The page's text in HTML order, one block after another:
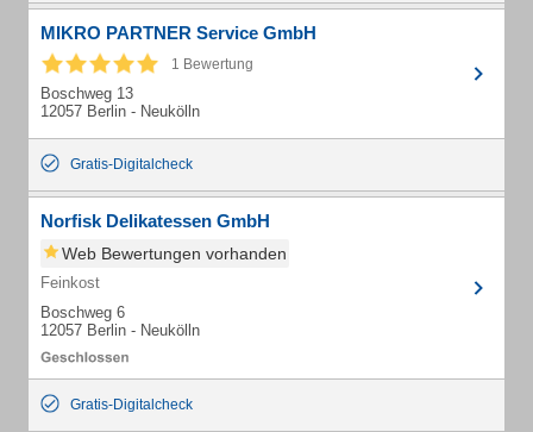
MIKRO PARTNER Service GmbH
1 Bewertung
Boschweg 13
12057 Berlin - Neukölln
Gratis-Digitalcheck
Norfisk Delikatessen GmbH
Web Bewertungen vorhanden
Feinkost
Boschweg 6
12057 Berlin - Neukölln
Gratis-Digitalcheck